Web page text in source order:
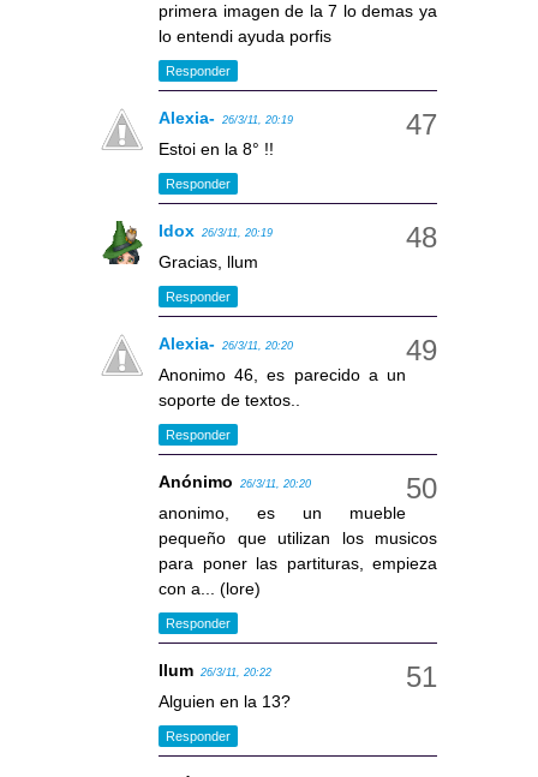
primera imagen de la 7 lo demas ya
lo entendi ayuda porfis
Responder
Alexia- 26/3/11, 20:19
Estoi en la 8° !!
Responder
Idox 26/3/11, 20:19
Gracias, llum
Responder
Alexia- 26/3/11, 20:20
Anonimo 46, es parecido a un
soporte de textos..
Responder
Anónimo 26/3/11, 20:20
anonimo, es un mueble
pequeño que utilizan los musicos
para poner las partituras, empieza
con a... (lore)
Responder
llum 26/3/11, 20:22
Alguien en la 13?
Responder